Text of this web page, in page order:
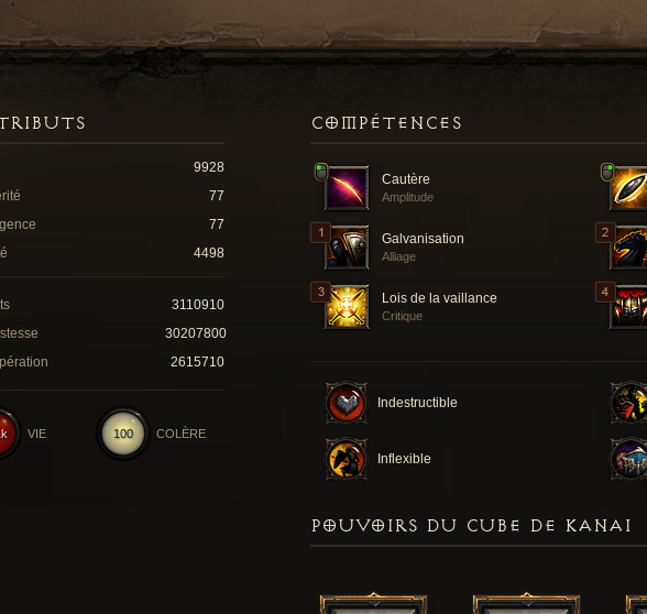
COMPÉTENCES
Cautère
Amplitude
Galvanisation
Alliage
Lois de la vaillance
Critique
Indestructible
Inflexible
9928
77
77
4498
3110910
30207800
2615710
100 COLÈRE
VIE
POUVOIRS DU CUBE DE KANAI